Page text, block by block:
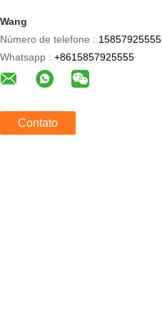
Wang
Número de telefone : 15857925555
Whatsapp : +8615857925555
Contato